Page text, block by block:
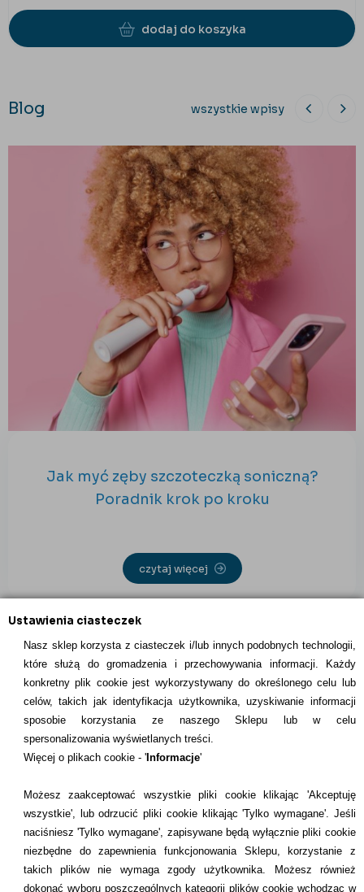
Ustawienia ciasteczek
Nasz sklep korzysta z ciasteczek i/lub innych podobnych technologii,
które służą do gromadzenia i przechowywania informacji. Każdy
konkretny plik cookie jest wykorzystywany do określonego celu lub
celów, takich jak identyfikacja użytkownika, uzyskiwanie informacji
sposobie korzystania ze naszego Sklepu lub w celu
spersonalizowania wyświetlanych treści.
Więcej o plikach cookie - 'Informacje'
Możesz zaakceptować wszystkie pliki cookie klikając 'Akceptuję
wszystkie', lub odrzucić pliki cookie klikając 'Tylko wymagane'. Jeśli
naciśniesz 'Tylko wymagane', zapisywane będą wyłącznie pliki cookie
niezbędne do zapewnienia funkcjonowania Sklepu, korzystanie z
takich plików nie wymaga zgody użytkownika. Możesz również
dokonać wyboru poszczególnych kategorii plików cookie wchodząc w
dodaj do koszyka
Blog wszystkie wpisy
Jak myć zęby szczoteczką soniczną?
Poradnik krok po kroku
czytaj więcej
INFORMACJE KONTAKTOWE
Informacje
Dostawcy
Kontakt
+48 22 113 4446